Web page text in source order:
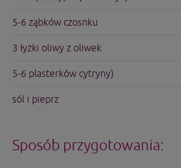
5-6 ząbków czosnku
3 łyżki oliwy z oliwek
5-6 plasterków cytryny)
sól i pieprz
Sposób przygotowania: